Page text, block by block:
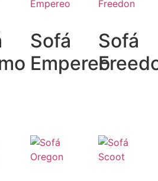
Sofá
Empereo
Sofá